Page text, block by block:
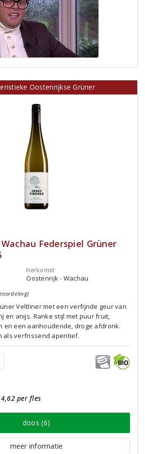
Oostenrijkse Grüner
Federspiel Grüner
Herkomst
Oostenrijk - Wachau
Veltliner met een verfijnde geur van
en anijs. Ranke stijl met puur fruit,
en een aanhoudende, droge afdronk.
als verfrissend aperitief.
per fles
doos (6)
meer informatie